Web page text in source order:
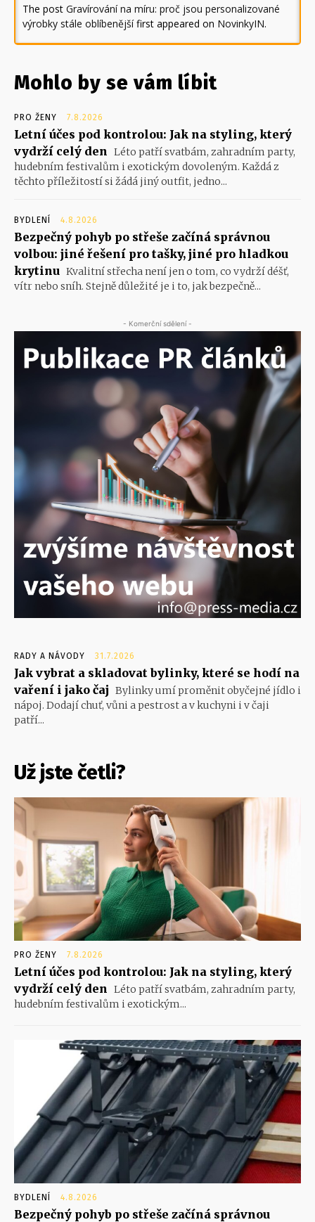
The post Gravírování na míru: proč jsou personalizované
výrobky stále oblíbenějšífirst appeared on NovinkyIN.
Mohlo by se vám líbit
PRO ŽENY 7.8.2026
Letní účes pod kontrolou: Jak na styling, který
vydrží celý den Léto patří svatbám, zahradním party,
hudebním festivalům i exotickým dovoleným. Každá z
těchto příležitostí si žádá jiný outfit, jedno...
BYDLENÍ 4.8.2026
Bezpečný pohyb po střeše začíná správnou
volbou: jiné řešení pro tašky, jiné pro hladkou
krytinu Kvalitní střecha není jen o tom, co vydrží déšť,
vítr nebo sníh. Stejně důležité je i to, jak bezpečně...
- Komerční sdělení -
RADY A NÁVODY 31.7.2026
Jak vybrat a skladovat bylinky, které se hodí na
vaření i jako čaj Bylinky umí proměnit obyčejné jídlo i
nápoj. Dodají chuť, vůni a pestrost a v kuchyni i v čaji
patří...
Už jste četli?
PRO ŽENY 7.8.2026
Letní účes pod kontrolou: Jak na styling, který
vydrží celý den
Léto patří svatbám, zahradním party,
hudebním festivalům i exotickým...
BYDLENÍ 4.8.2026
Bezpečný pohyb po střeše začíná správnou